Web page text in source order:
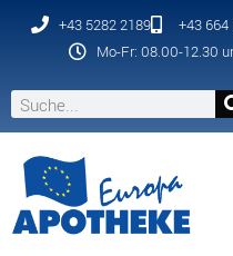
+43 5282 2189 +43 664
Mo-Fr: 08.00-12.30